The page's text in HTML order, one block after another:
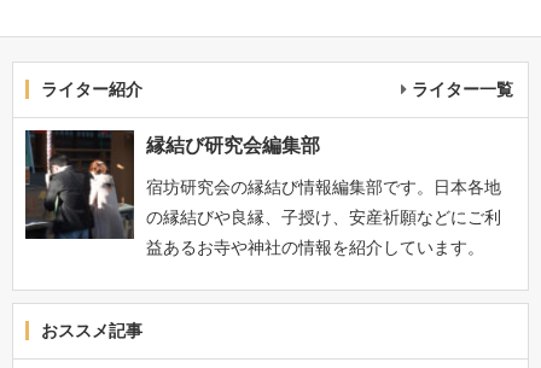
ライター紹介 ライター一覧
縁結び研究会編集部
宿坊研究会の縁結び情報編集部です。日本各地
の縁結びや良縁、子授け、安産祈願などにご利
益あるお寺や神社の情報を紹介しています。
おススメ記事